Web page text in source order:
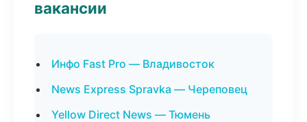
вакансии
Инфо Fast Pro — Владивосток
News Express Spravka — Череповец
Yellow Direct News — Тюмень